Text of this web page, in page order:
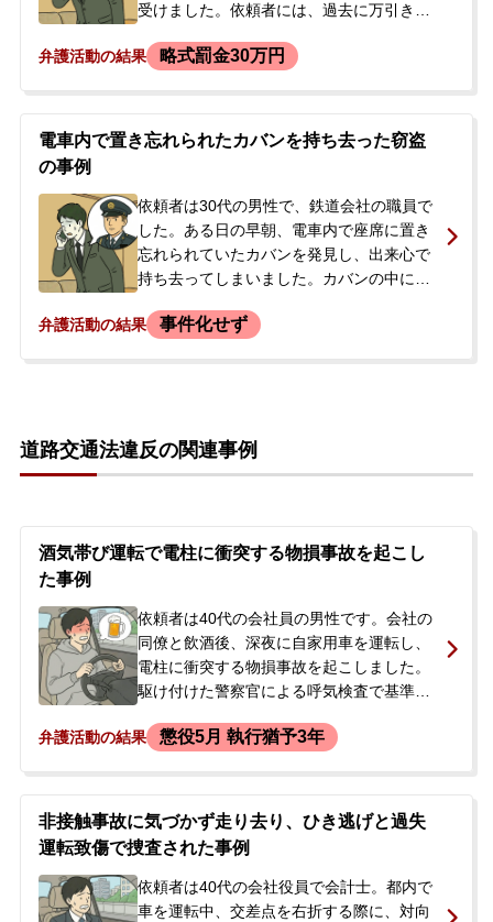
受けました。依頼者には、過去に万引きで
10年ほど前に罰金刑を受けた前科がありま
来られました。
弁護活動の結果 略式罰金30万円
電車内で置き忘れられたカバンを持ち去った窃盗
の事例
依頼者は30代の男性で、鉄道会社の職員で
した。ある日の早朝、電車内で座席に置き
忘れられていたカバンを発見し、出来心で
持ち去ってしまいました。カバンの中には
どが入っていました。依頼者は財布から現
察に自首すべきか悩み、弁護士に同行を依
頼できるかなどを確認するため、当事務所
弁護活動の結果 事件化せず
道路交通法違反の関連事例
酒気帯び運転で電柱に衝突する物損事故を起こし
た事例
依頼者は40代の会社員の男性です。会社の
同僚と飲酒後、深夜に自家用車を運転し、
電柱に衝突する物損事故を起こしました。
駆け付けた警察官による呼気検査で基準値
気帯び運転の容疑で現行犯逮捕されまし
め、逮捕後に勾留が決定されました。勾留
されたことを受け、当事者の妻から「夫に
黙秘をせず出て来るように伝えてほしい」
との要望で相談があり、弁護士が接見に向
かいました。
弁護活動の結果 懲役5月 執行猶予3年
非接触事故に気づかず走り去り、ひき逃げと過失
運転致傷で捜査された事例
依頼者は40代の会社役員で会計士。都内で
車を運転中、交差点を右折する際に、対向